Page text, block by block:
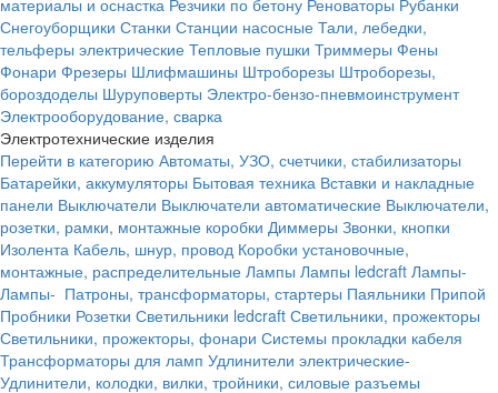
материалы и оснастка Резчики по бетону Реноваторы Рубанки
Снегоуборщики Станки Станции насосные Тали, лебедки,
тельферы электрические Тепловые пушки Триммеры Фены
Фонари Фрезеры Шлифмашины Штроборезы Штроборезы,
бороздоделы Шуруповерты Электро-бензо-пневмоинструмент
Электрооборудование, сварка
Электротехнические изделия
Перейти в категорию Автоматы, УЗО, счетчики, стабилизаторы
Батарейки, аккумуляторы Бытовая техника Вставки и накладные
панели Выключатели Выключатели автоматические Выключатели,
розетки, рамки, монтажные коробки Диммеры Звонки, кнопки
Изолента Кабель, шнур, провод Коробки установочные,
монтажные, распределительные Лампы Лампы ledcraft Лампы-
Лампы- Патроны, трансформаторы, стартеры Паяльники Припой
Пробники Розетки Светильники ledcraft Светильники, прожекторы
Светильники, прожекторы, фонари Системы прокладки кабеля
Трансформаторы для ламп Удлинители электрические-
Удлинители, колодки, вилки, тройники, силовые разъемы